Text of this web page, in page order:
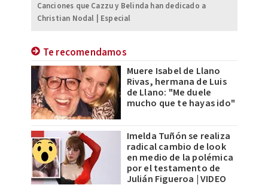
Canciones que Cazzu y Belinda han dedicado a
Christian Nodal | Especial
Te recomendamos
Muere Isabel de Llano
Rivas, hermana de Luis
de Llano: "Me duele
mucho que te hayas ido"
Imelda Tuñón se realiza
radical cambio de look
en medio de la polémica
por el testamento de
Julián Figueroa | VIDEO